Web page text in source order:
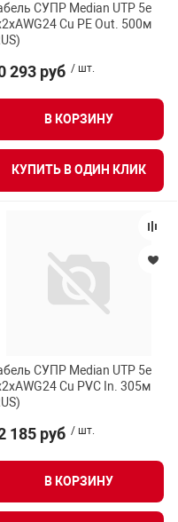
СУПР Median UTP 5e
Cu PE Out. 500м
293 руб / шт.
В КОРЗИНУ
КУПИТЬ В ОДИН КЛИК
СУПР Median UTP 5e
Cu PVC In. 305м
185 руб / шт.
В КОРЗИНУ